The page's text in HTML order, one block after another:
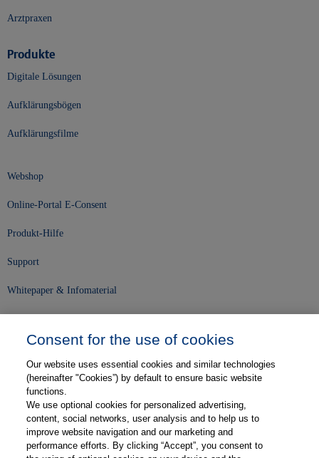
Arztpraxen
Produkte
Digitale Lösungen
Aufklärungsbögen
Aufklärungsfilme
Webshop
Online-Portal E-Consent
Produkt-Hilfe
Support
Whitepaper & Infomaterial
Karriere
Kontakt
Web-Semniare
Consent for the use of cookies
Our website uses essential cookies and similar technologies
(hereinafter "Cookies”) by default to ensure basic website
functions.
We use optional cookies for personalized advertising,
content, social networks, user analysis and to help us to
improve website navigation and our marketing and
performance efforts. By clicking “Accept”, you consent to